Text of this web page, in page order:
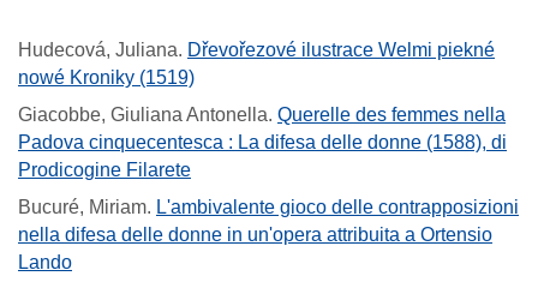
Hudecová, Juliana. Dřevořezové ilustrace Welmi piekné
nowé Kroniky (1519)
Giacobbe, Giuliana Antonella. Querelle des femmes nella
Padova cinquecentesca : La difesa delle donne (1588), di
Prodicogine Filarete
Bucuré, Miriam. L'ambivalente gioco delle contrapposizioni
nella difesa delle donne in un'opera attribuita a Ortensio
Lando